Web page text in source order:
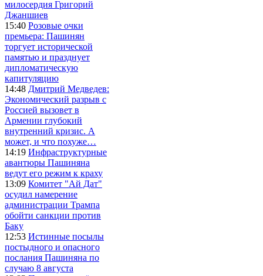
милосердия Григорий
Джаншиев
15:40 Розовые очки
премьера: Пашинян
торгует исторической
памятью и празднует
дипломатическую
капитуляцию
14:48 Дмитрий Медведев:
Экономический разрыв с
Россией вызовет в
Армении глубокий
внутренний кризис. А
может, и что похуже…
14:19 Инфраструктурные
авантюры Пашиняна
ведут его режим к краху
13:09 Комитет "Ай Дат"
осудил намерение
администрации Трампа
обойти санкции против
Баку
12:53 Истинные посылы
постыдного и опасного
послания Пашиняна по
случаю 8 августа